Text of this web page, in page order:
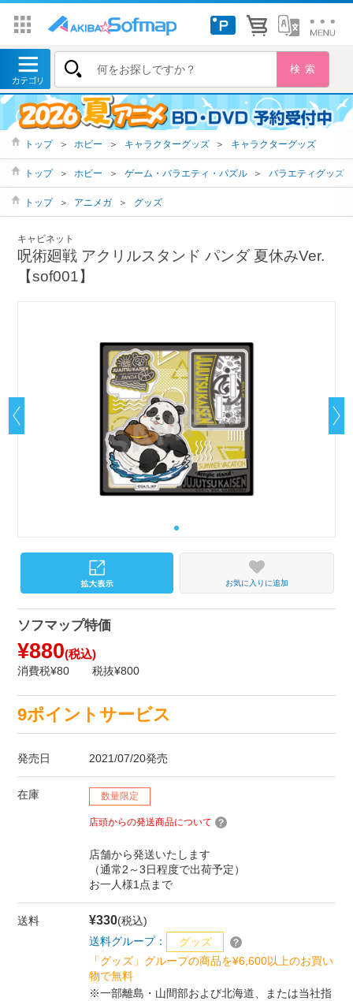
トップ ＞ ホビー ＞ キャラクターグッズ ＞ キャラクターグッズ
トップ ＞ ホビー ＞ ゲーム・バラエティ・パズル ＞ バラエティグッズ
トップ ＞ アニメガ ＞ グッズ
キャビネット
呪術廻戦 アクリルスタンド パンダ 夏休みVer.
【sof001】
お気に入りに追加
ソフマップ特価
¥880(税込)
消費税¥80 税抜¥800
9ポイントサービス
発売日 2021/07/20発売
在庫 数量限定
店頭からの発送商品について
店舗から発送いたします
（通常2～3日程度で出荷予定）
お一人様1点まで
送料 ¥330(税込)
送料グループ：
グッズ
「グッズ」グループの商品を¥6,600以上のお買い
物で無料
※一部離島・山間部および北海道、または当社指